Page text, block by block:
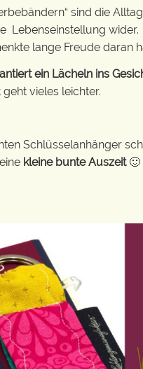
sind die
Lebenseinstellung wider.
lange Freude daran
ein Lächeln ins
vieles leichter.
Schlüsselanhänger
kleine bunte Auszeit🙂